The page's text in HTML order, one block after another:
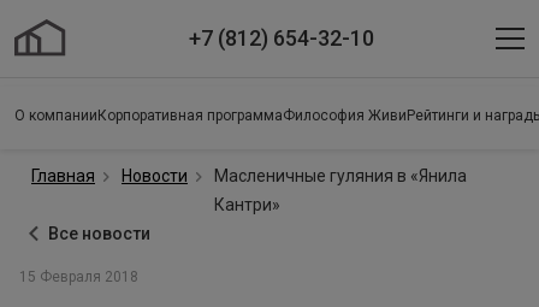
+7 (812) 654-32-10
О компании Корпоративная программаФилософия Живи Рейтинги и
Главная Новости
Масленичные гуляния в «Янила
Кантри»
Все новости
15 Февраля 2018